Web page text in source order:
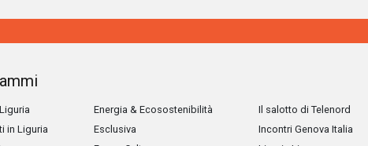
in Liguria
Energia & Ecosostenibilità
Esclusiva
Il salotto di Telenord
Incontri Genova Italia